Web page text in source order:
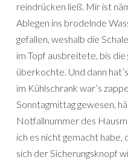
reindrücken ließ. Mir ist
Ablegen ins brodelnde
gefallen, weshalb die
im Topf ausbreitete, bis
überkochte. Und dann
im Kühlschrank war’s
Sonntagmittag gewesen,
Notfallnummer des
ich es nicht gemacht
sich der Sicherungsknopf